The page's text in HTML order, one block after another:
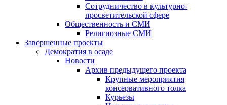
Сотрудничество в культурно-
просветительской сфере
Общественность и СМИ
Религиозные СМИ
Завершенные проекты
Демократия в осаде
Новости
Архив предыдущего проекта
Крупные мероприятия
консервативного толка
Курьезы